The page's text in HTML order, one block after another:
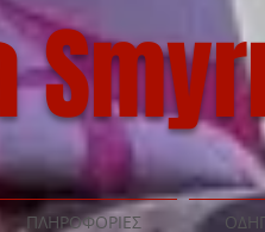
ΠΛΗΡΟΦΟΡΙΕΣ